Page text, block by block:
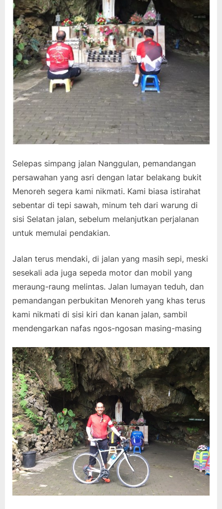
Selepas simpang jalan Nanggulan, pemandangan
persawahan yang asri dengan latar belakang bukit
Menoreh segera kami nikmati. Kami biasa istirahat
sebentar di tepi sawah, minum teh dari warung di
sisi Selatan jalan, sebelum melanjutkan perjalanan
untuk memulai pendakian.
Jalan terus mendaki, di jalan yang masih sepi, meski
sesekali ada juga sepeda motor dan mobil yang
meraung-raung melintas. Jalan lumayan teduh, dan
pemandangan perbukitan Menoreh yang khas terus
kami nikmati di sisi kiri dan kanan jalan, sambil
mendengarkan nafas ngos-ngosan masing-masing